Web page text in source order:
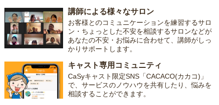
講師による様々なサロン
お客様とのコミュニケーションを練習するサロ
ン・ちょっとした不安を相談するサロンなどが
あなたの不安・お悩みに合わせて、講師がしっ
かりサポートします。
キャスト専用コミュニティ
CaSyキャスト限定SNS「CACACO(カカコ)」
で、サービスのノウハウを共有したり、悩みを
相談することができます。